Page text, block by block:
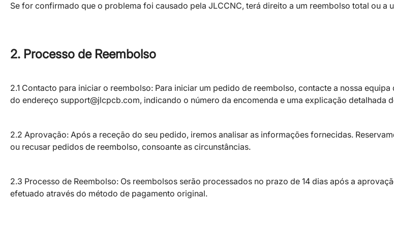
Se for confirmado que o problema foi causado pela JLCCNC, terá direito a um reembolso total ou a
2. Processo de Reembolso
2.1 Contacto para iniciar o reembolso: Para iniciar um pedido de reembolso, contacte a nossa
do endereço support@jlcpcb.com, indicando o número da encomenda e uma explicação detalhada
2.2 Aprovação: Após a receção do seu pedido, iremos analisar as informações fornecidas.
ou recusar pedidos de reembolso, consoante as circunstâncias.
2.3 Processo de Reembolso: Os reembolsos serão processados no prazo de 14 dias após a
efetuado através do método de pagamento original.